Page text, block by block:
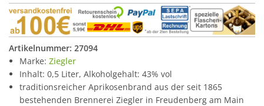
Artikelnummer: 27094
Marke: Ziegler
Inhalt: 0,5 Liter, Alkoholgehalt: 43% vol
traditionsreicher Aprikosenbrand aus der seit 1865
bestehenden Brennerei Ziegler in Freudenberg am Main